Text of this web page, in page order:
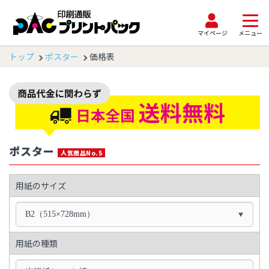
マイページ メニュー
トップ ポスター 価格表
ポスター 人気商品No.5
用紙のサイズ
B2（515×728mm）
用紙の種類